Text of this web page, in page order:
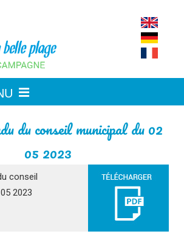
du conseil municipal du 02
05 2023
conseil
2023